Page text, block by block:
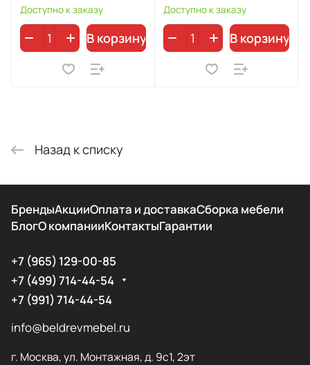
Доступно к заказу
В корзину
Доступно к заказу
В корзину
Назад к списку
БрендыАкцииОплата и доставкаСборка мебели
БлогО компанииКонтактыГарантии
+7 (965) 129-00-85
+7 (499) 714-44-54
+7 (991) 714-44-54
info@beldrevmebel.ru
г. Москва, ул. Монтажная, д. 9с1, 2эт